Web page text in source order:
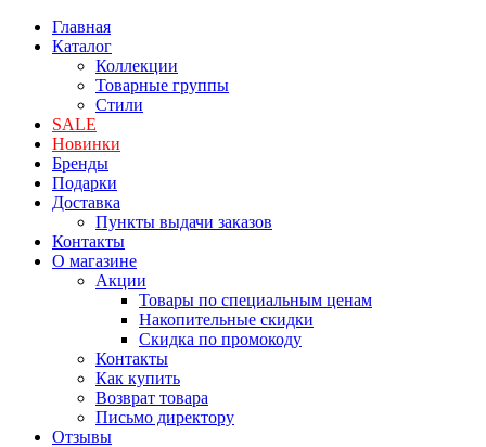
Главная
Каталог
Коллекции
Товарные группы
Стили
SALE
Новинки
Бренды
Подарки
Доставка
Пункты выдачи заказов
Контакты
О магазине
Акции
Товары по специальным ценам
Накопительные скидки
Скидка по промокоду
Контакты
Как купить
Возврат товара
Письмо директору
Отзывы